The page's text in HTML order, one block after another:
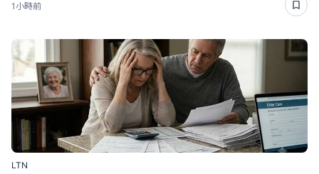
1小時前
LTN